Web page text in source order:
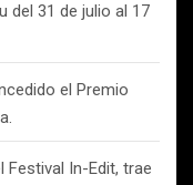
del 31 de julio al 17
el Premio
In-Edit, trae